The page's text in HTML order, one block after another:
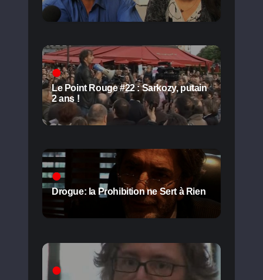
Le Point Rouge #22 : Sarkozy, putain
2 ans !
Drogue: la Prohibition ne Sert à Rien